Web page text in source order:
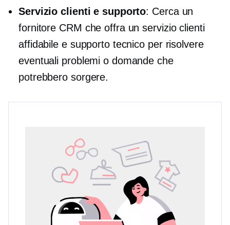
Servizio clienti e supporto: Cerca un
fornitore CRM che offra un servizio clienti
affidabile e supporto tecnico per risolvere
eventuali problemi o domande che
potrebbero sorgere.